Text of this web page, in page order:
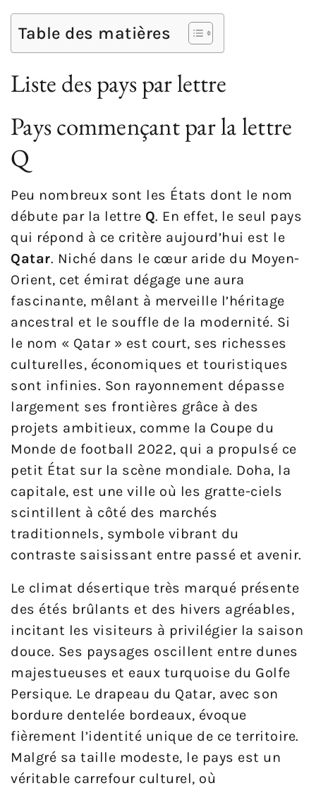
Table des matières
Liste des pays par lettre
Pays commençant par la lettre
Q
Peu nombreux sont les États dont le nom
débute par la lettre Q. En effet, le seul pays
qui répond à ce critère aujourd’hui est le
Qatar. Niché dans le cœur aride du Moyen-
Orient, cet émirat dégage une aura
fascinante, mêlant à merveille l’héritage
ancestral et le souffle de la modernité. Si
le nom « Qatar » est court, ses richesses
culturelles, économiques et touristiques
sont infinies. Son rayonnement dépasse
largement ses frontières grâce à des
projets ambitieux, comme la Coupe du
Monde de football 2022, qui a propulsé ce
petit État sur la scène mondiale. Doha, la
capitale, est une ville où les gratte-ciels
scintillent à côté des marchés
traditionnels, symbole vibrant du
contraste saisissant entre passé et avenir.
Le climat désertique très marqué présente
des étés brûlants et des hivers agréables,
incitant les visiteurs à privilégier la saison
douce. Ses paysages oscillent entre dunes
majestueuses et eaux turquoise du Golfe
Persique. Le drapeau du Qatar, avec son
bordure dentelée bordeaux, évoque
fièrement l’identité unique de ce territoire.
Malgré sa taille modeste, le pays est un
véritable carrefour culturel, où